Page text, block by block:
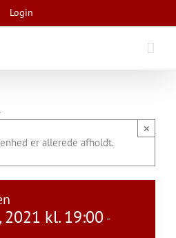
Login
er allerede afholdt.
×
2021 kl. 19:00 -